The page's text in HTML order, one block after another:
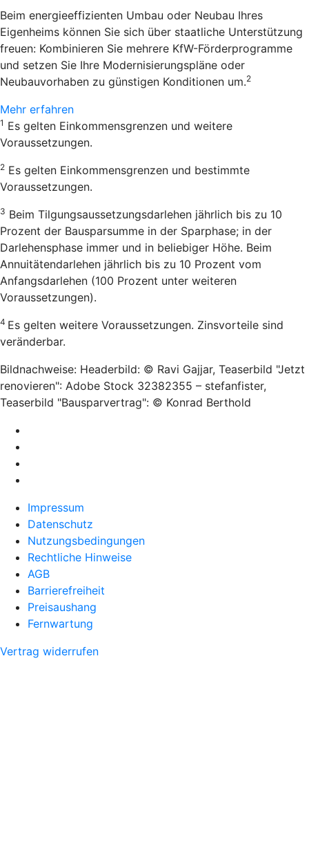
Beim energieeffizienten Umbau oder Neubau Ihres
Eigenheims können Sie sich über staatliche Unterstützung
freuen: Kombinieren Sie mehrere KfW-Förderprogramme
und setzen Sie Ihre Modernisierungspläne oder
Neubauvorhaben zu günstigen Konditionen um.2
Mehr erfahren
1 Es gelten Einkommensgrenzen und weitere
Voraussetzungen.
2 Es gelten Einkommensgrenzen und bestimmte
Voraussetzungen.
3 Beim Tilgungsaussetzungsdarlehen jährlich bis zu 10
Prozent der Bausparsumme in der Sparphase; in der
Darlehensphase immer und in beliebiger Höhe. Beim
Annuitätendarlehen jährlich bis zu 10 Prozent vom
Anfangsdarlehen (100 Prozent unter weiteren
Voraussetzungen).
4 Es gelten weitere Voraussetzungen. Zinsvorteile sind
veränderbar.
Bildnachweise: Headerbild: © Ravi Gajjar, Teaserbild "Jetzt
renovieren": Adobe Stock 32382355 – stefanfister,
Teaserbild "Bausparvertrag": © Konrad Berthold
Impressum
Datenschutz
Nutzungsbedingungen
Rechtliche Hinweise
AGB
Barrierefreiheit
Preisaushang
Fernwartung
Vertrag widerrufen